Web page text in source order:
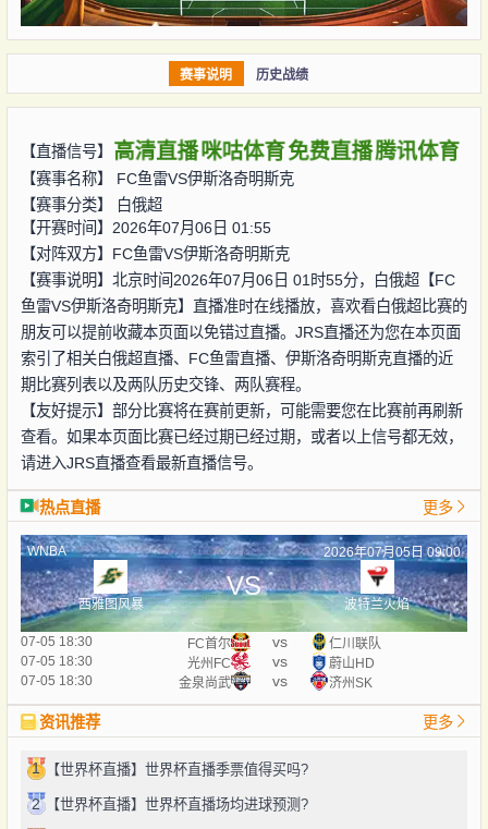
赛事说明 历史战绩
【直播信号】 高清直播 咪咕体育 免费直播 腾讯体育
【赛事名称】 FC鱼雷VS伊斯洛奇明斯克
【赛事分类】
白俄超
【开赛时间】2026年07月06日 01:55
【对阵双方】 FC鱼雷VS伊斯洛奇明斯克
【赛事说明】北京时间2026年07月06日 01时55分，白俄超【FC
鱼雷VS伊斯洛奇明斯克】直播准时在线播放，喜欢看白俄超比赛的
朋友可以提前收藏本页面以免错过直播。JRS直播还为您在本页面
索引了相关白俄超直播、FC鱼雷直播、伊斯洛奇明斯克直播的近
期比赛列表以及两队历史交锋、两队赛程。
【友好提示】部分比赛将在赛前更新，可能需要您在比赛前再刷新
查看。如果本页面比赛已经过期已经过期，或者以上信号都无效，
请进入JRS直播查看最新直播信号。
热点直播 更多
WNBA 2026年07月05日 09:00
西雅图风暴
VS
波特兰火焰
07-05 18:30 FC首尔 vs
仁川联队
07-05 18:30
光州FC vs
蔚山HD
07-05 18:30
金泉尚武 vs 济州SK
资讯推荐 更多
1 【世界杯直播】世界杯直播季票值得买吗?
2 【世界杯直播】世界杯直播场均进球预测?